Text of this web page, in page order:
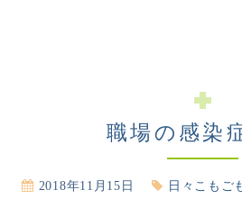
職場の感染
2018年11月15日 日々こもご